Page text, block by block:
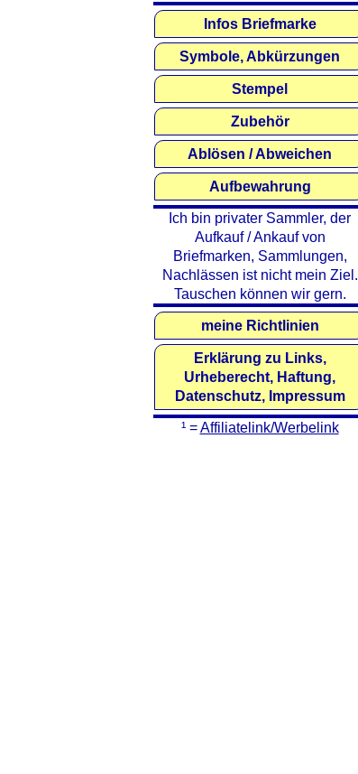
Infos Briefmarke
Symbole, Abkürzungen
Stempel
Zubehör
Ablösen / Abweichen
Aufbewahrung
Ich bin privater Sammler, der
Aufkauf / Ankauf von
Briefmarken, Sammlungen,
Nachlässen ist nicht mein Ziel.
Tauschen können wir gern.
meine Richtlinien
Erklärung zu Links,
Urheberecht, Haftung,
Datenschutz, Impressum
¹ =Affiliatelink/Werbelink